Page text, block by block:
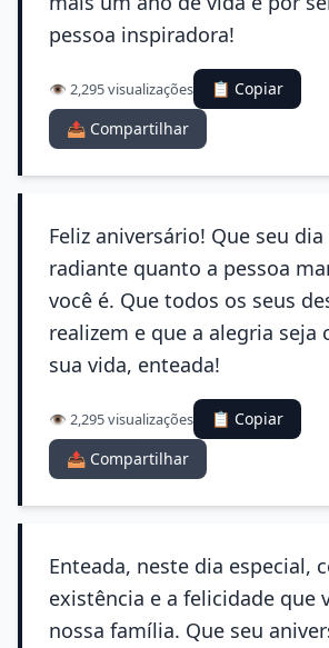
pessoa inspiradora!
👁️ 2,295 visualizações
📋 Copiar
📤 Compartilhar
Feliz aniversário! Que seu
radiante quanto a pessoa
você é. Que todos os seus
realizem e que a alegria seja
sua vida, enteada!
👁️ 2,295 visualizações
📋 Copiar
📤 Compartilhar
Enteada, neste dia especial,
existência e a felicidade que
nossa família. Que seu